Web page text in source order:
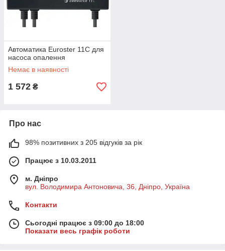
Автоматика Euroster 11C для
насоса опалення
Немає в наявності
1 572 ₴
Про нас
98% позитивних з 205 відгуків за рік
Працює з 10.03.2011
м. Дніпро
вул. Володимира Антоновича, 36, Дніпро, Україна
Контакти
Сьогодні працює з 09:00 до 18:00
Показати весь графік роботи